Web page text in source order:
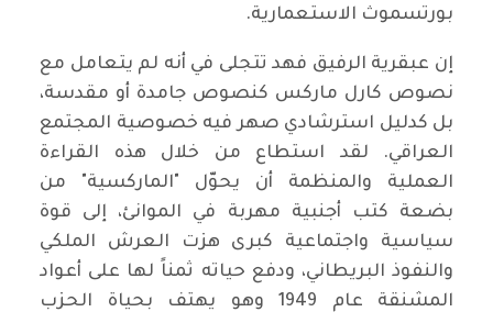
بورتسموث الاستعمارية.
إن عبقرية الرفيق فهد تتجلى في أنه لم يتعامل مع
نصوص كارل ماركس كنصوص جامدة أو مقدسة،
بل كدليل استرشادي صهر فيه خصوصية المجتمع
العراقي. لقد استطاع من خلال هذه القراءة
العملية والمنظمة أن يحوّل "الماركسية" من
بضعة كتب أجنبية مهربة في الموانئ، إلى قوة
سياسية واجتماعية كبرى هزت العرش الملكي
والنفوذ البريطاني، ودفع حياته ثمناً لها على أعواد
المشنقة عام 1949 وهو يهتف بحياة الحزب